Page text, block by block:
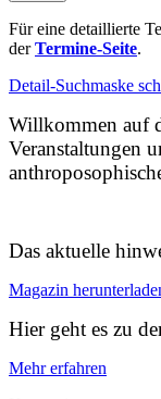
Für eine detaillierte
derTermine-Seite.
Detail-Suchmaske
Willkommen auf
Veranstaltungen
Das aktuelle
Magazin
Hier geht es zu
Mehr erfahren